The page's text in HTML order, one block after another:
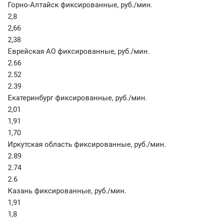
Горно-Алтайск фиксированные, руб./мин.
2,8
2,66
2,38
Еврейская АО фиксированные, руб./мин.
2.66
2.52
2.39
Екатеринбург фиксированные, руб./мин.
2,01
1,91
1,70
Иркутская область фиксированные, руб./мин.
2.89
2.74
2.6
Казань фиксированные, руб./мин.
1,91
1,8